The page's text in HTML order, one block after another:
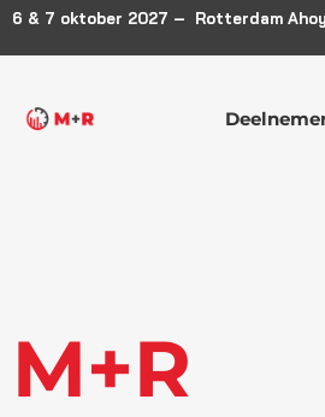
6 & 7 oktober 2027 – Rotterdam Ahoy
M+R